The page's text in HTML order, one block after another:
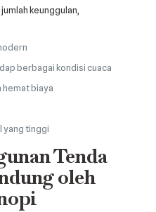
keunggulan,
berbagai kondisi cuaca
hemat biaya
yang tinggi
Tenda
oleh